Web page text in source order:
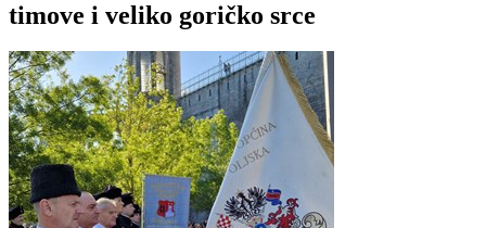
timove i veliko goričko srce